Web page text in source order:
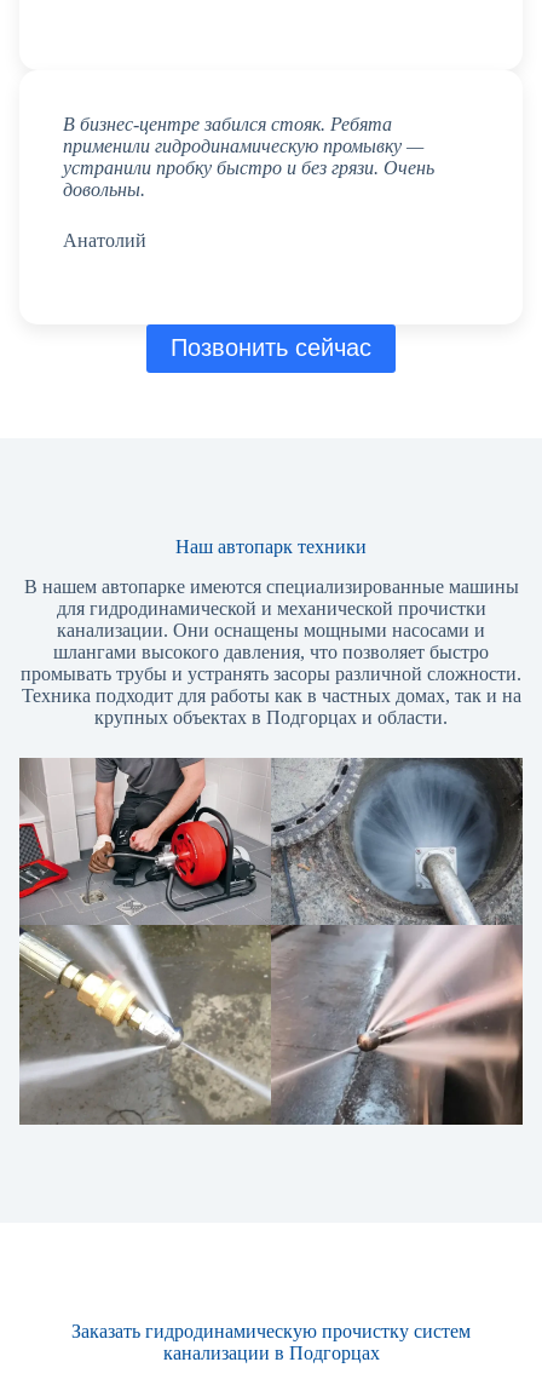
В бизнес-центре забился стояк. Ребята
применили гидродинамическую промывку —
устранили пробку быстро и без грязи. Очень
довольны.
Анатолий
Позвонить сейчас
Наш автопарк техники
В нашем автопарке имеются специализированные машины
для гидродинамической и механической прочистки
канализации. Они оснащены мощными насосами и
шлангами высокого давления, что позволяет быстро
промывать трубы и устранять засоры различной сложности.
Техника подходит для работы как в частных домах, так и на
крупных объектах в Подгорцах и области.
Заказать гидродинамическую прочистку систем
канализации в Подгорцах